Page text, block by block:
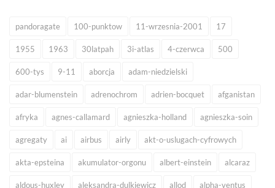
pandoragate 100-punktow 11-wrzesnia-2001 17
1955 1963 30latpah 3i-atlas 4-czerwca 500
600-tys 9-11 aborcja adam-niedzielski
adar-blumenstein adrenochrom adrien-bocquet afganistan
afryka agnes-callamard agnieszka-holland agnieszka-soin
agregaty ai airbus airly akt-o-uslugach-cyfrowych
akta-epsteina akumulator-orgonu albert-einstein alcaraz
aldous-huxley aleksandra-dulkiewicz allod alpha-ventus